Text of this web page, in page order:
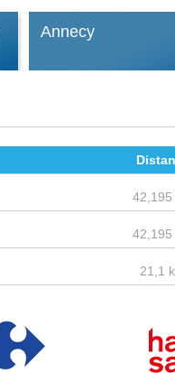
Annecy
42,195
42,195
21,1